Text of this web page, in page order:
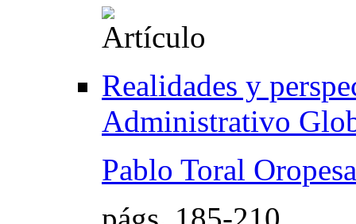
Realidades y
Administrativo
Pablo Toral Oropesa